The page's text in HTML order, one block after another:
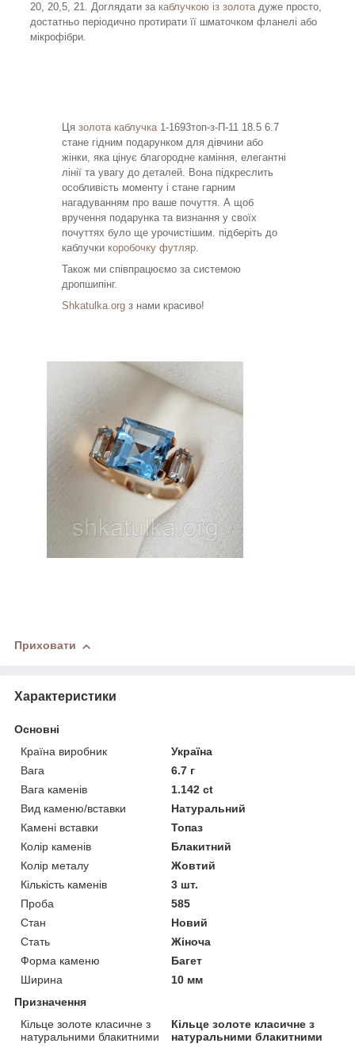
20, 20,5, 21. Доглядати за каблучкою із золотадуже просто,
достатньо періодично протирати її шматочком фланелі або
мікрофібри.
Ця золота каблучка1-1693топ-з-П-11 18.5 6.7
стане гідним подарунком для дівчини або
жінки, яка цінує благородне каміння, елегантні
лінії та увагу до деталей. Вона підкреслить
особливість моменту і стане гарним
нагадуванням про ваше почуття. А щоб
вручення подарунка та визнання у своїх
почуттях було ще урочистішим. підберіть до
каблучки коробочку футляр.
Також ми співпрацюємо за системою
дропшипінг.
Shkatulka.org з нами красиво!
Приховати
Характеристики
Основні
Країна виробник
Україна
Вага
6.7 г
Вага каменів
1.142 ct
Вид каменю/вставки
Натуральний
Камені вставки
Топаз
Колір каменів
Блакитний
Колір металу
Жовтий
Кількість каменів
3 шт.
Проба
585
Стан
Новий
Стать
Жіноча
Форма каменю
Багет
Ширина
10 мм
Призначення
Кільце золоте класичне з
натуральними блакитними
Кільце золоте класичне з
натуральними блакитними